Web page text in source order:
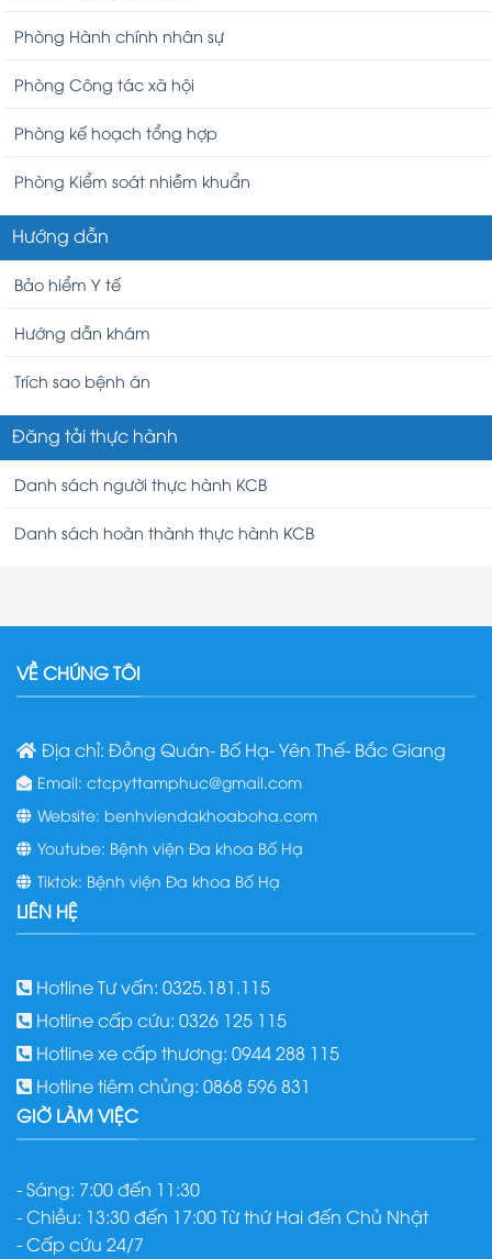
Phòng Hành chính nhân sự
Phòng Công tác xã hội
Phòng kế hoạch tổng hợp
Phòng Kiểm soát nhiễm khuẩn
Hướng dẫn
Bảo hiểm Y tế
Hướng dẫn khám
Trích sao bệnh án
Đăng tải thực hành
Danh sách người thực hành KCB
Danh sách hoàn thành thực hành KCB
VỀ CHÚNG TÔI
Địa chỉ: Đồng Quán- Bố Hạ- Yên Thế- Bắc Giang
Email: ctcpyttamphuc@gmail.com
Website: benhviendakhoaboha.com
Youtube: Bệnh viện Đa khoa Bố Hạ
Tiktok: Bệnh viện Đa khoa Bố Hạ
LIÊN HỆ
Hotline Tư vấn: 0325.181.115
Hotline cấp cứu: 0326 125 115
Hotline xe cấp thương: 0944 288 115
Hotline tiêm chủng: 0868 596 831
GIỜ LÀM VIỆC
- Sáng: 7:00 đến 11:30
- Chiều: 13:30 đến 17:00 Từ thứ Hai đến Chủ Nhật
- Cấp cứu 24/7